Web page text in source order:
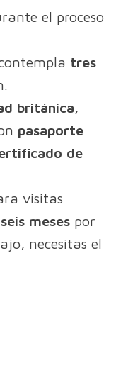
el proceso
tres
británica,
pasaporte
de
visitas
meses por
necesitas el